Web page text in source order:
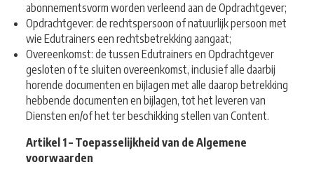
abonnementsvorm worden verleend aan de Opdrachtgever;
Opdrachtgever: de rechtspersoon of natuurlijk persoon met
wie Edutrainers een rechtsbetrekking aangaat;
Overeenkomst: de tussen Edutrainers en Opdrachtgever
gesloten of te sluiten overeenkomst, inclusief alle daarbij
horende documenten en bijlagen met alle daarop betrekking
hebbende documenten en bijlagen, tot het leveren van
Diensten en/of het ter beschikking stellen van Content.
Artikel 1 – Toepasselijkheid van de Algemene
voorwaarden